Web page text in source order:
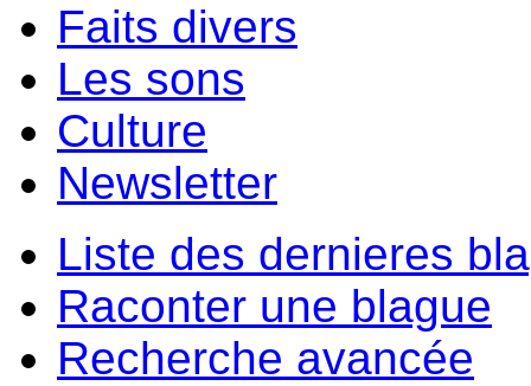
Faits divers
Les sons
Culture
Newsletter
Liste des dernieres
Raconter une blague
Recherche avancée